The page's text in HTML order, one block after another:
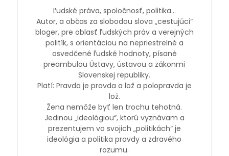
Ľudské práva, spoločnosť, politika…
Autor, a občas za slobodou slova „cestujúci“
bloger, pre oblasť ľudských práv a verejných
politík, s orientáciou na nepriestrelné a
osvedčené ľudské hodnoty, písané
preambulou Ústavy, ústavou a zákonmi
Slovenskej republiky.
Platí: Pravda je pravda a lož a polopravda je
lož.
Žena nemôže byť len trochu tehotná.
Jedinou „ideológiou“, ktorú vyznávam a
prezentujem vo svojich „politikách“ je
ideológia a politika pravdy a zdravého
rozumu.